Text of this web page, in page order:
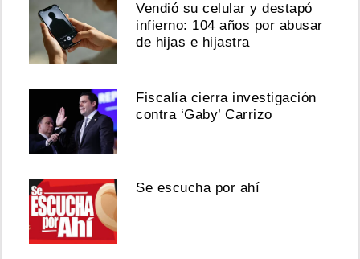
Vendió su celular y destapó
infierno: 104 años por abusar
de hijas e hijastra
Fiscalía cierra investigación
contra ‘Gaby’ Carrizo
Se escucha por ahí